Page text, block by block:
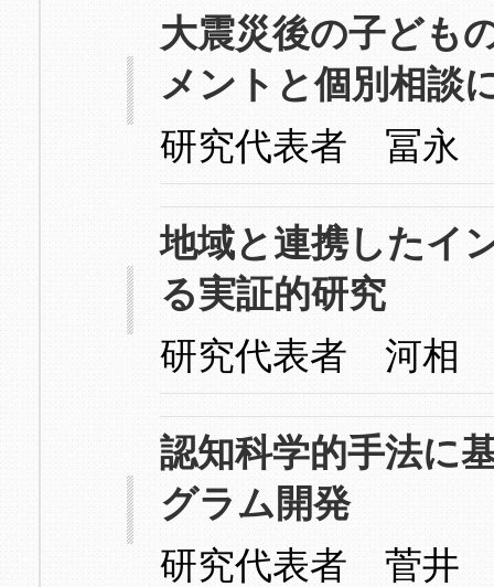
大震災後の子ども
メントと個別相談
研究代表者 冨永
地域と連携したイ
る実証的研究
研究代表者 河相
認知科学的手法に
グラム開発
研究代表者 菅井